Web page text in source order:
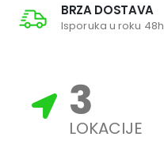
BRZA DOSTAVA
Isporuka u roku 48h
3
LOKACIJE